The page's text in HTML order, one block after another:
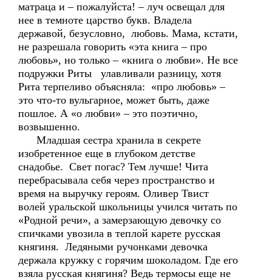
матраца и – пожалуйста! – луч освещал для
нее в темноте царство букв. Владела
державой, безусловно, любовь. Мама, кстати,
не разрешала говорить «эта книга – про
любовь», но только – «книга о любви». Не все
подружки Риты улавливали разницу, хотя
Рита терпеливо объясняла: «про любовь» –
это что-то вульгарное, может быть, даже
пошлое. А «о любви» – это поэтично,
возвышенно.
Младшая сестра хранила в секрете
изобретенное еще в глубоком детстве
снадобье. Свет погас? Тем лучше! Чита
перебрасывала себя через пространство и
время на выручку героям. Оливер Твист
волей уральской школьницы учился читать по
«Родной речи», а замерзающую девочку со
спичками увозила в теплой карете русская
княгиня. Ледяными ручонками девочка
держала кружку с горячим шоколадом. Где его
взяла русская княгиня? Ведь термосы еще не